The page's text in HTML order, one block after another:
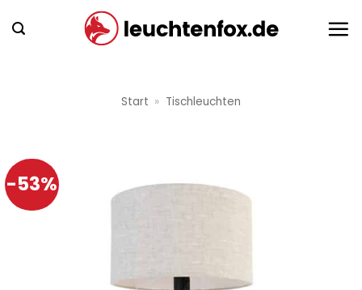
Inhalt
Start » Tischleuchten
-53%